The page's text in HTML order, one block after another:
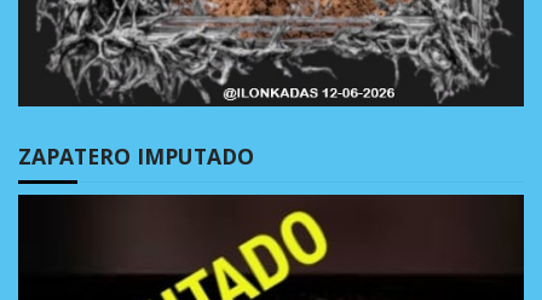
ZAPATERO IMPUTADO